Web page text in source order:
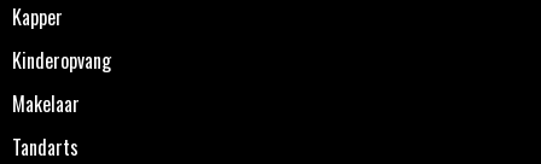
Kapper
Kinderopvang
Makelaar
Tandarts